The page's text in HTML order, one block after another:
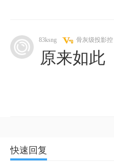
83ksng 骨灰级投影控
原来如此
快速回复